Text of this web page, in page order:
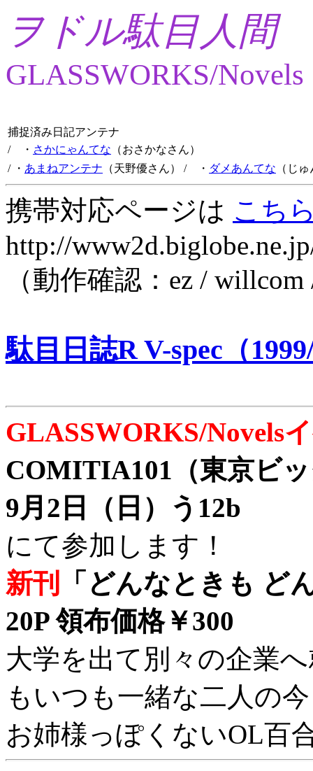
ヲドル駄目人間
GLASSWORKS/Novels
捕捉済み日記アンテナ
/ ・ さかにゃんてな （おさかなさん）
/ ・ あまねアンテナ （天野優さん） / ・ ダメあんてな （じ
携帯対応ページは こち
http://
（動作確認：ez /
駄目日誌R V-spec（
GLASSWORKS/Novels
COMITIA101（東京ビ
9月2日（日）う12b
にて参加します！
新刊
「どんなときも ど
20P 領布価格￥300
大学を出て別々の企業
もいつも一緒な二人の
お姉様っぽくないOL百